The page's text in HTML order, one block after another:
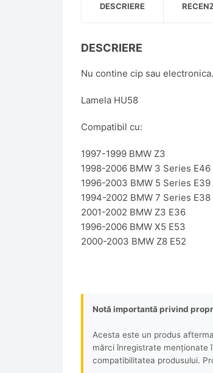
DESCRIERE
DESCRIERE
Nu contine cip sau electronica.
Lamela HU58
Compatibil cu:
1997-1999 BMW Z3
1998-2006 BMW 3 Series E46
1996-2003 BMW 5 Series E39
1994-2002 BMW 7 Series E38
2001-2002 BMW Z3 E36
1996-2006 BMW X5 E53
2000-2003 BMW Z8 E52
Notă importantă privind
Acesta este un produs
mărci înregistrate menționate
compatibilitatea produsului.